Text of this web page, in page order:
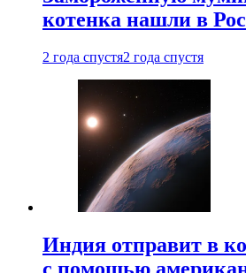
котенка нашли в
2 года спустя2 года спустя
Индия отправит в